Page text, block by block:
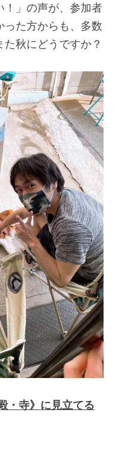
！」の声が、参加者
った方からも、多数
・寺》に見立てる